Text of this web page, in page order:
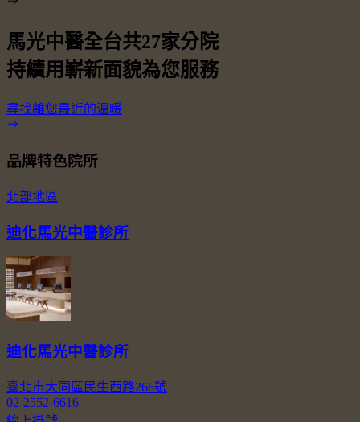
馬光中醫全台共27家分院
持續用嶄新面貌為您服務
尋找離您最近的溫暖
品牌特色院所
北部地區
迪化馬光中醫診所
迪化馬光中醫診所
臺北市大同區民生西路266號
02-2552-6616